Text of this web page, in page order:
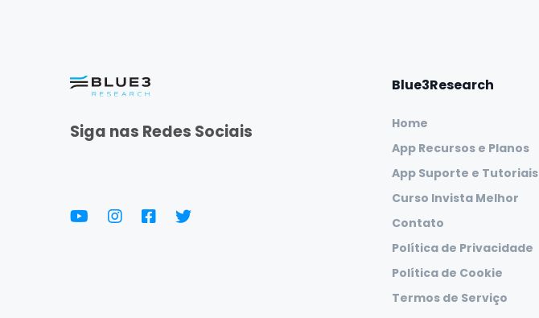
Siga nas Redes Sociais
Blue3Research
Home
App Recursos e Planos
App Suporte e Tutoriais
Curso Invista Melhor
Contato
Política de Privacidade
Política de Cookie
Termos de Serviço